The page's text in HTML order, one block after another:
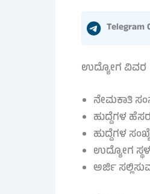
Telegram
ಉದ್ಯೋಗ ವಿವರ
ನೇಮಕಾತಿ
ಹುದ್ದೆಗಳ
ಹುದ್ದೆಗಳ
ಉದ್ಯೋಗ
ಅರ್ಜಿ